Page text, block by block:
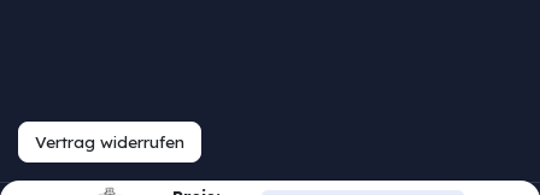
Vertrag widerrufen